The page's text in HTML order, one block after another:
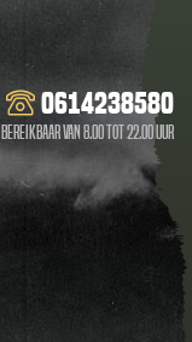
0614238580
Bereikbaar van 8.00 tot 22.00 uur